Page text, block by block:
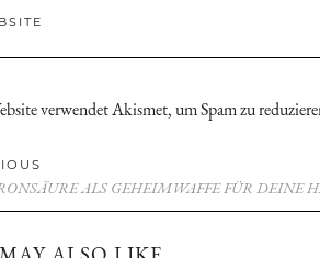
verwendet Akismet, um Spam zu
ALS GEHEIMWAFFE FÜR DEINE